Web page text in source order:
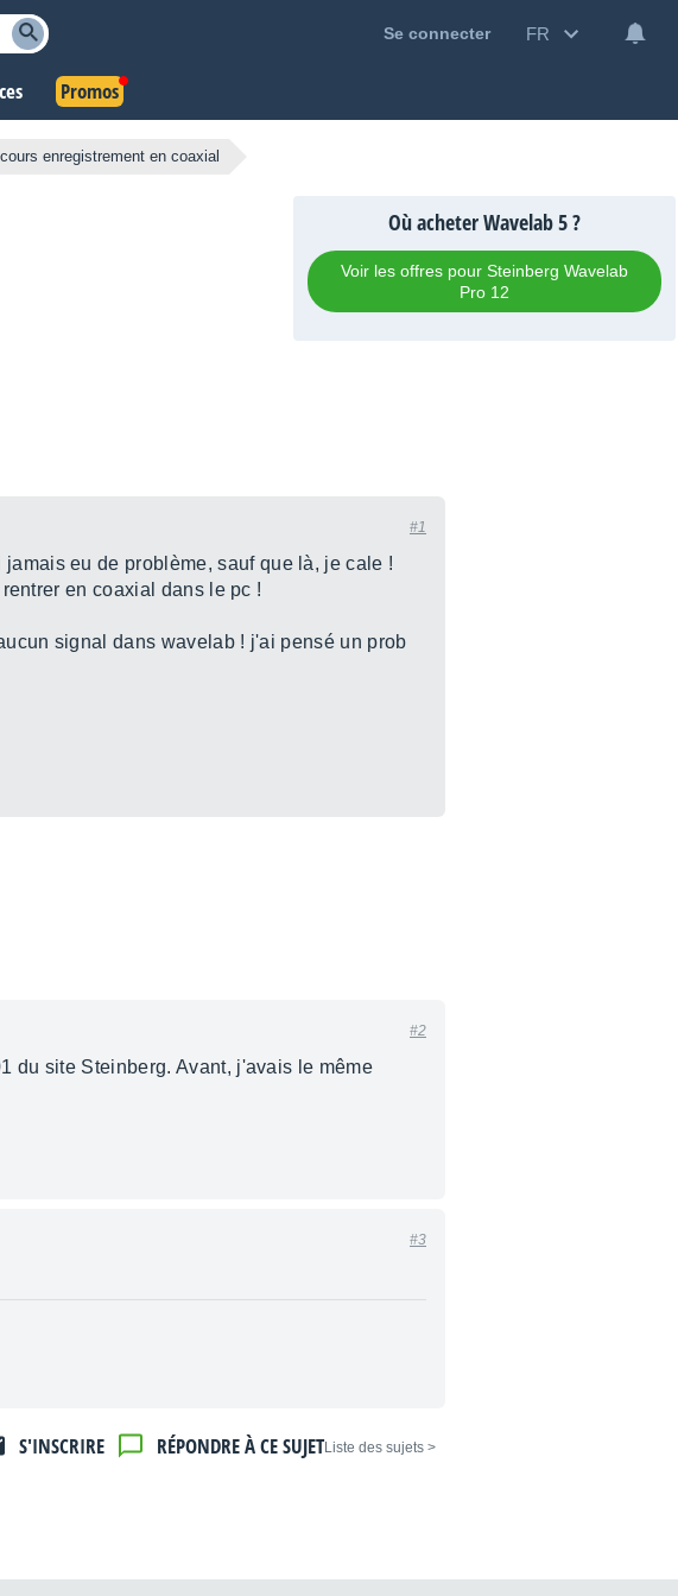
Se connecter FR
Promos
enregistrement en coaxial
Où acheter Wavelab 5 ?
Voir les offres pour Steinberg Wavelab
Pro 12
#1
eu de problème, sauf que là, je cale !
en coaxial dans le pc !
signal dans wavelab ! j'ai pensé un prob
#2
du site Steinberg. Avant, j'avais le même
#3
< Liste des sujets
RÉPONDRE À CE SUJET
S'INSCRIRE